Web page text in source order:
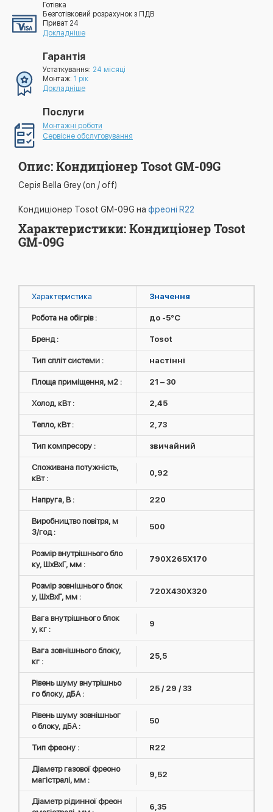
Готівка
Безготівковий розрахунок з ПДВ
Приват 24
Докладніше
Гарантія
Устаткування: 24 місяці
Монтаж: 1 рік
Докладніше
Послуги
Монтажні роботи
Сервісне обслуговування
Опис: Кондиціонер Tosot GM-09G
Серія Bella Grey (on / off)
​Кондиціонер Tosot GM-09G на фреоні R22
Характеристики: Кондиціонер Tosot
GM-09G
Характеристика Значення
Робота на обігрів : до -5°C
Бренд : Tosot
Тип спліт системи : настінні
Площа приміщення, м2 : 21 – 30
Холод, кВт : 2,45
Тепло, кВт : 2,73
Тип компресору : звичайний
Споживана потужність,
кВт :
0,92
Напруга, В : 220
Виробництво повітря, м
3/год :
500
Розмір внутрішнього бло
ку, ШxВxГ, мм :
790Х265Х170
Розмір зовнішнього блок
у, ШxВxГ, мм :
720Х430Х320
Вага внутрішнього блок
у, кг :
9
Вага зовнішнього блоку,
кг :
25,5
Рівень шуму внутрішньо
го блоку, дБА :
25 / 29 / 33
Рівень шуму зовнішньог
о блоку, дБА :
50
Тип фреону : R22
Діаметр газової фреоно
магістралі, мм :
9,52
Діаметр рідинної фреон
6,35